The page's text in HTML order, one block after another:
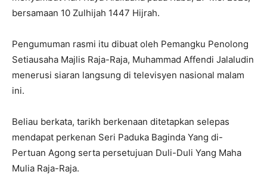
bersamaan 10 Zulhijah 1447 Hijrah.
Pengumuman rasmi itu dibuat oleh Pemangku Penolong
Setiausaha Majlis Raja-Raja, Muhammad Affendi Jalaludin
menerusi siaran langsung di televisyen nasional malam
ini.
Beliau berkata, tarikh berkenaan ditetapkan selepas
mendapat perkenan Seri Paduka Baginda Yang di-
Pertuan Agong serta persetujuan Duli-Duli Yang Maha
Mulia Raja-Raja.